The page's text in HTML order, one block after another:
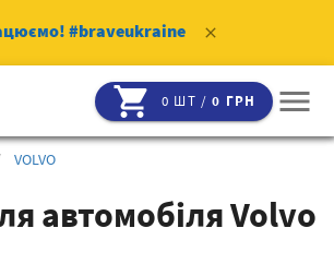
#braveukraine clear
shopping_cart 0 ШТ /0 ГРН menu
VOLVO
автомобіля Volvo